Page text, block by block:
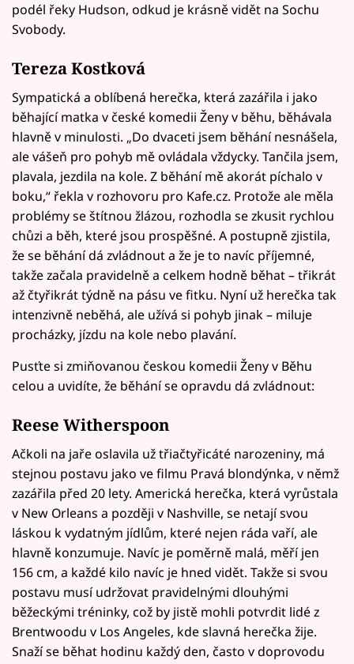
podél řeky Hudson, odkud je krásně vidět na Sochu
Svobody.
Tereza Kostková
Sympatická a oblíbená herečka, která zazářila i jako
běhající matka v české komedii Ženy v běhu, běhávala
hlavně v minulosti. „Do dvaceti jsem běhání nesnášela,
ale vášeň pro pohyb mě ovládala vždycky. Tančila jsem,
plavala, jezdila na kole. Z běhání mě akorát píchalo v
boku,“ řekla v rozhovoru pro Kafe.cz. Protože ale měla
problémy se štítnou žlázou, rozhodla se zkusit rychlou
chůzi a běh, které jsou prospěšné. A postupně zjistila,
že se běhání dá zvládnout a že je to navíc příjemné,
takže začala pravidelně a celkem hodně běhat – třikrát
až čtyřikrát týdně na pásu ve fitku. Nyní už herečka tak
intenzivně neběhá, ale užívá si pohyb jinak – miluje
procházky, jízdu na kole nebo plavání.
Pusťte si zmiňovanou českou komedii Ženy v Běhu
celou a uvidíte, že běhání se opravdu dá zvládnout:
Reese Witherspoon
Ačkoli na jaře oslavila už třiačtyřicáté narozeniny, má
stejnou postavu jako ve filmu Pravá blondýnka, v němž
zazářila před 20 lety. Americká herečka, která vyrůstala
v New Orleans a později v Nashville, se netají svou
láskou k vydatným jídlům, které nejen ráda vaří, ale
hlavně konzumuje. Navíc je poměrně malá, měří jen
156 cm, a každé kilo navíc je hned vidět. Takže si svou
postavu musí udržovat pravidelnými dlouhými
běžeckými tréninky, což by jistě mohli potvrdit lidé z
Brentwoodu v Los Angeles, kde slavná herečka žije.
Snaží se běhat hodinu každý den, často v doprovodu